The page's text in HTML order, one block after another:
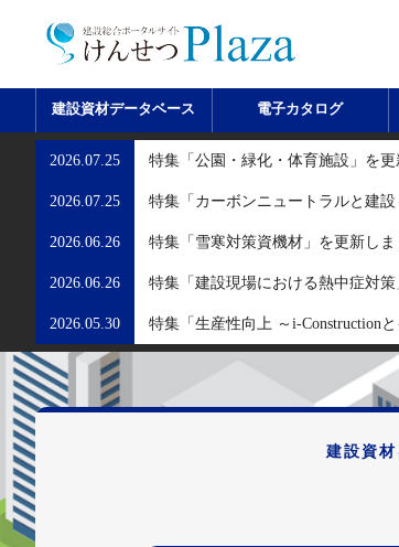
建設資材データベース 電子カタログ
2026.07.25 特集「公園・緑化・体育施設」を更
2026.07.25 特集「カーボンニュートラルと建
2026.06.26 特集「雪寒対策資機材」を更新しま
2026.06.26 特集「建設現場における熱中症対策
2026.05.30 特集「生産性向上 ～i-Construction
建設資